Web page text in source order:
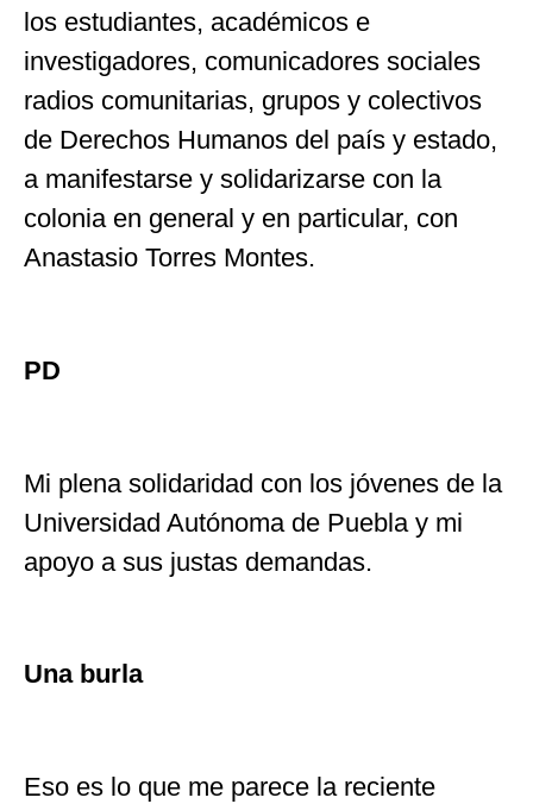
los estudiantes, académicos e
investigadores, comunicadores sociales
radios comunitarias, grupos y colectivos
de Derechos Humanos del país y estado,
a manifestarse y solidarizarse con la
colonia en general y en particular, con
Anastasio Torres Montes.
PD
Mi plena solidaridad con los jóvenes de la
Universidad Autónoma de Puebla y mi
apoyo a sus justas demandas.
Una burla
Eso es lo que me parece la reciente